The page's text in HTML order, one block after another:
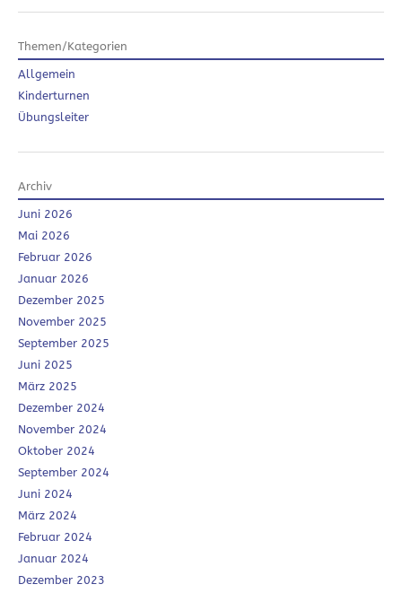
Themen/Kategorien
Allgemein
Kinderturnen
Übungsleiter
Archiv
Juni 2026
Mai 2026
Februar 2026
Januar 2026
Dezember 2025
November 2025
September 2025
Juni 2025
März 2025
Dezember 2024
November 2024
Oktober 2024
September 2024
Juni 2024
März 2024
Februar 2024
Januar 2024
Dezember 2023